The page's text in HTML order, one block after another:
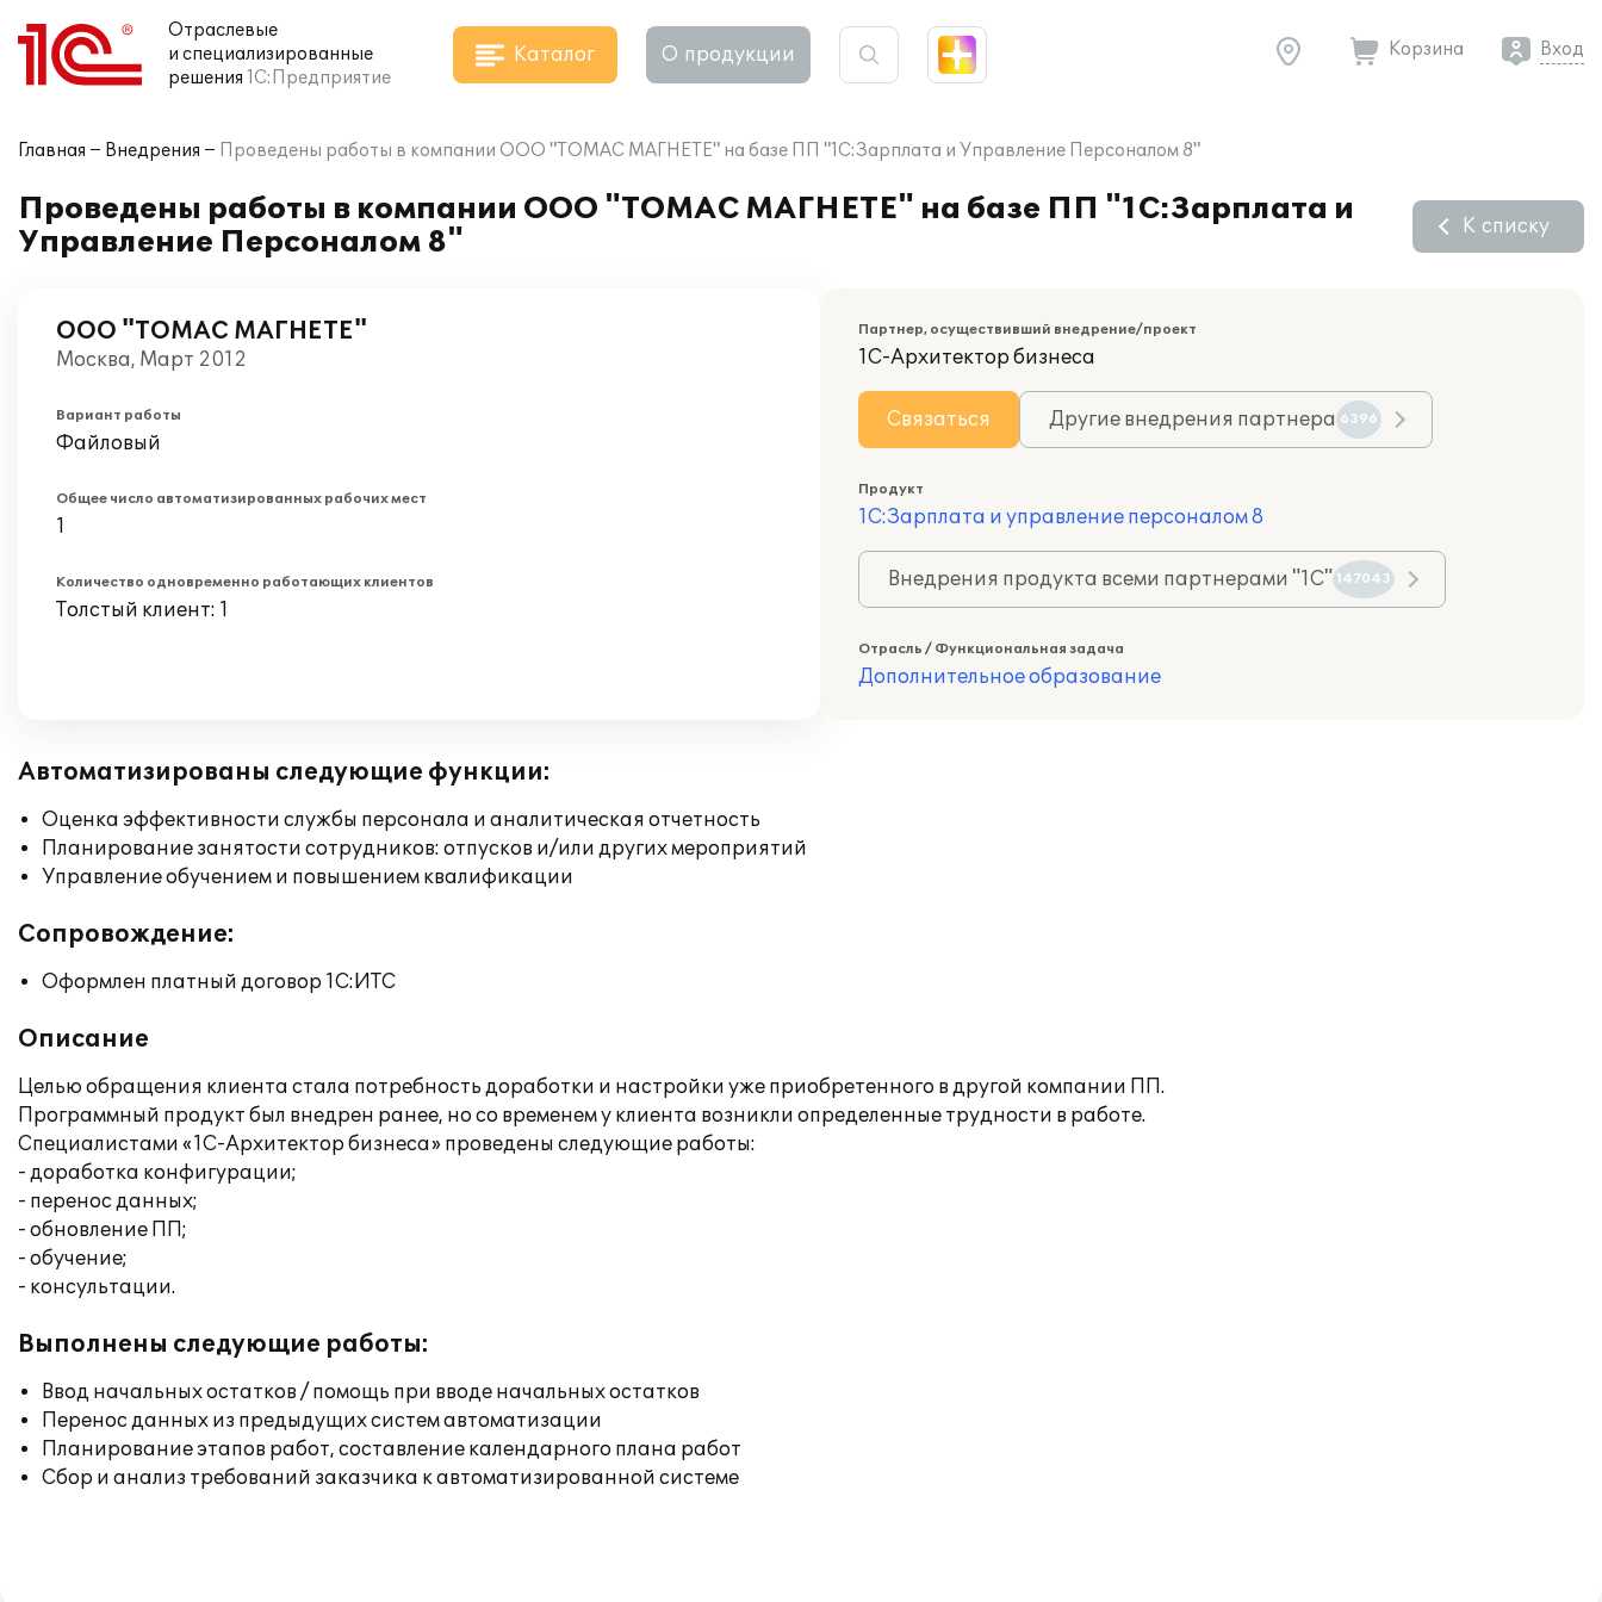
Отраслевые
и специализированные
решения 1С:Предприятие
Каталог О продукции Корзина Вход
Главная Внедрения Проведены работы в компании ООО "ТОМАС МАГНЕТЕ" на базе ПП "1С:Зарплата и Управление Персоналом 8"
Проведены работы в компании ООО "ТОМАС МАГНЕТЕ" на базе ПП "1С:Зарплата и
Управление Персоналом 8"
К списку
ООО "ТОМАС МАГНЕТЕ"
Москва, Март 2012
Вариант работы
Файловый
Общее число автоматизированных рабочих мест
1
Количество одновременно работающих клиентов
Толстый клиент: 1
Партнер, осуществивший внедрение/проект
1С-Архитектор бизнеса
Связаться Другие внедрения партнера 6396
Продукт
1С:Зарплата и управление персоналом 8
Внедрения продукта всеми партнерами "1С" 147043
Отрасль / Функциональная задача
Дополнительное образование
Автоматизированы следующие функции:
Оценка эффективности службы персонала и аналитическая отчетность
Планирование занятости сотрудников: отпусков и/или других мероприятий
Управление обучением и повышением квалификации
Сопровождение:
Оформлен платный договор 1С:ИТС
Описание
Целью обращения клиента стала потребность доработки и настройки уже приобретенного в другой компании ПП.
Программный продукт был внедрен ранее, но со временем у клиента возникли определенные трудности в работе.
Специалистами «1С-Архитектор бизнеса» проведены следующие работы:
- доработка конфигурации;
- перенос данных;
- обновление ПП;
- обучение;
- консультации.
Выполнены следующие работы:
Ввод начальных остатков / помощь при вводе начальных остатков
Перенос данных из предыдущих систем автоматизации
Планирование этапов работ, составление календарного плана работ
Сбор и анализ требований заказчика к автоматизированной системе